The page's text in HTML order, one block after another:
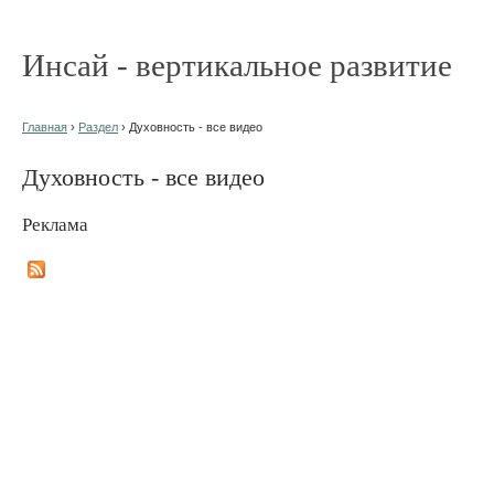
Инсай - вертикальное развитие
Главная › Раздел › Духовность - все видео
Духовность - все видео
Реклама